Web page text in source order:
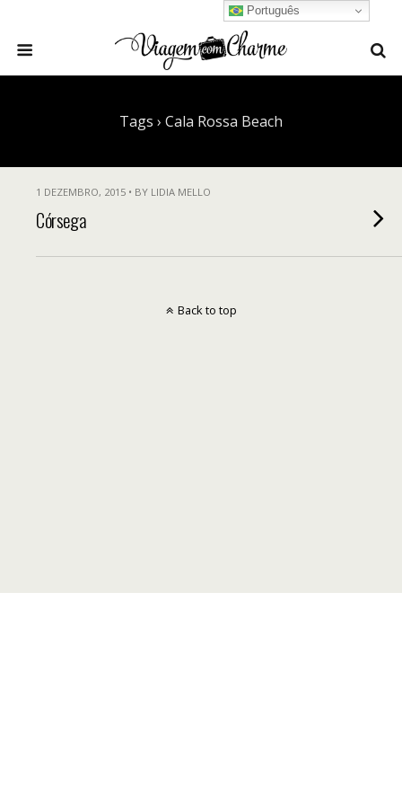
Tags › Cala Rossa Beach
1 DEZEMBRO, 2015 • BY LIDIA MELLO
Córsega
Português
Back to top